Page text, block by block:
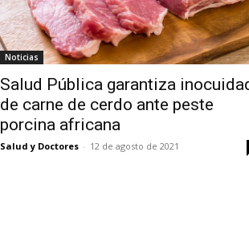
Noticias
Salud Pública garantiza
de carne de cerdo ante peste
porcina africana
Salud y Doctores - 12 de agosto de 2021